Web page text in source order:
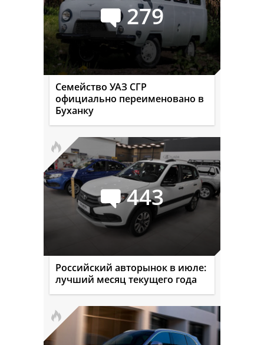
279
Семейство УАЗ СГР
официально переименовано в
Буханку
443
Российский авторынок в июле:
лучший месяц текущего года